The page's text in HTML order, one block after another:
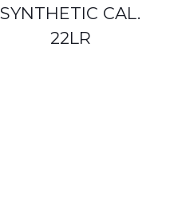
SYNTHETIC CAL.
22LR